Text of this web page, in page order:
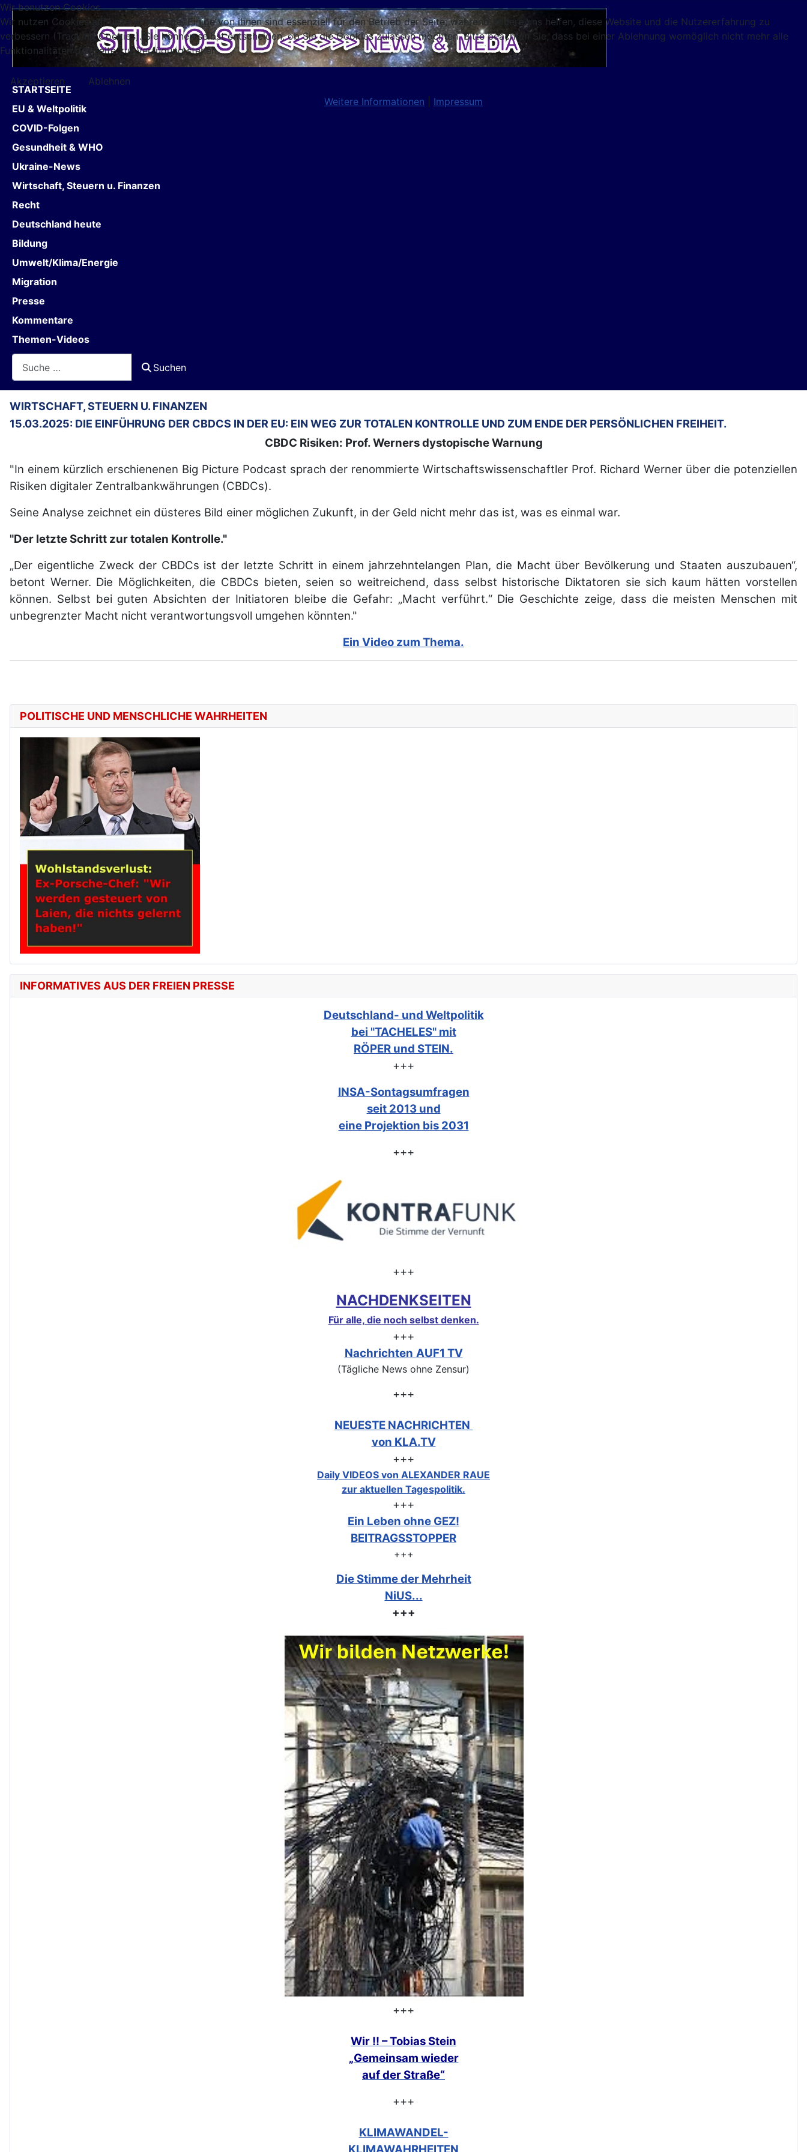
STARTSEITE
EU & Weltpolitik
COVID-Folgen
Gesundheit & WHO
Ukraine-News
Wirtschaft, Steuern u. Finanzen
Recht
Deutschland heute
Bildung
Umwelt/Klima/Energie
Migration
Presse
Kommentare
Themen-Videos
Suchen
WIRTSCHAFT, STEUERN U. FINANZEN
15.03.2025: DIE EINFÜHRUNG DER CBDCS IN DER EU: EIN WEG ZUR TOTALEN KONTROLLE UND ZUM ENDE DER PERSÖNLICHEN FREIHEIT.
CBDC Risiken: Prof. Werners dystopische Warnung
"In einem kürzlich erschienenen Big Picture Podcast sprach der renommierte Wirtschaftswissenschaftler Prof. Richard Werner über die potenziellen
Risiken digitaler Zentralbankwährungen (CBDCs).
Seine Analyse zeichnet ein düsteres Bild einer möglichen Zukunft, in der Geld nicht mehr das ist, was es einmal war.
"Der letzte Schritt zur totalen Kontrolle."
„Der eigentliche Zweck der CBDCs ist der letzte Schritt in einem jahrzehntelangen Plan, die Macht über Bevölkerung und Staaten auszubauen“,
betont Werner. Die Möglichkeiten, die CBDCs bieten, seien so weitreichend, dass selbst historische Diktatoren sie sich kaum hätten vorstellen
können. Selbst bei guten Absichten der Initiatoren bleibe die Gefahr: „Macht verführt.“ Die Geschichte zeige, dass die meisten Menschen mit
unbegrenzter Macht nicht verantwortungsvoll umgehen könnten."
Ein Video zum Thema.
POLITISCHE UND MENSCHLICHE WAHRHEITEN
INFORMATIVES AUS DER FREIEN PRESSE
Deutschland- und Weltpolitik
bei "TACHELES" mit
RÖPER und STEIN.
+++
INSA-Sontagsumfragen
seit 2013 und
eine Projektion bis 2031
+++
+++
NACHDENKSEITEN
Für alle, die noch selbst denken.
+++
Nachrichten AUF1 TV
(Tägliche News ohne Zensur)
+++
NEUESTE NACHRICHTEN
von KLA.TV
+++
Daily VIDEOS von ALEXANDER RAUE
zur aktuellen Tagespolitik.
+++
Ein Leben ohne GEZ!
BEITRAGSSTOPPER
+++
Die Stimme der Mehrheit
NiUS...
+++
+++
Wir !! – Tobias Stein
„Gemeinsam wieder
auf der Straße“
+++
KLIMAWANDEL-
Wir benutzen Cookies
Wir nutzen Cookies auf unserer Website. Einige von ihnen sind essenziell für den Betrieb der Seite, während andere uns helfen, diese Website und die Nutzererfahrung zu
verbessern (Tracking Cookies). Sie können selbst entscheiden, ob Sie die Cookies zulassen möchten. Bitte beachten Sie, dass bei einer Ablehnung womöglich nicht mehr alle
Funktionalitäten der Seite zur Verfügung stehen.
Akzeptieren
Ablehnen
Weitere Informationen
Impressum